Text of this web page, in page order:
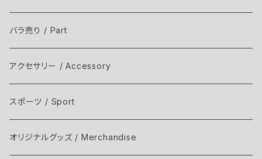
バラ売り / Part
アクセサリー / Accessory
スポーツ / Sport
オリジナルグッズ / Merchandise